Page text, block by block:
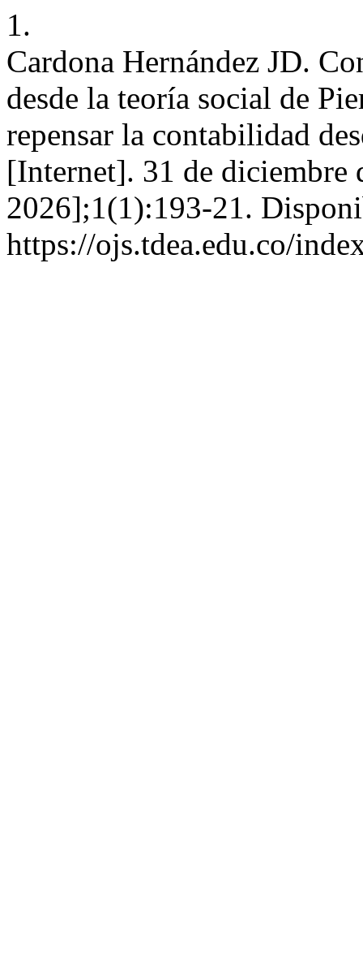
1.
Cardona Hernández JD.
desde la teoría social de
repensar la contabilidad
[Internet]. 31 de diciembre
2026];1(1):193-21.
https://ojs.tdea.edu.co/